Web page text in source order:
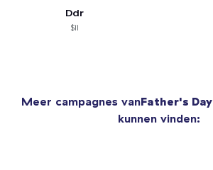
Ddr
$11
Meer campagnes vanFather's Day
kunnen vinden: